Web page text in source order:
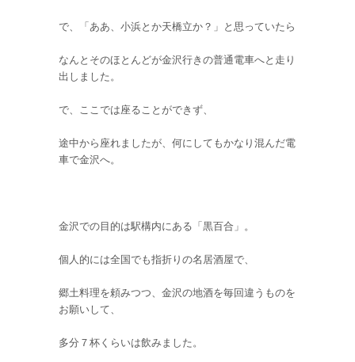
で、「ああ、小浜とか天橋立か？」と思っていたら
なんとそのほとんどが金沢行きの普通電車へと走り
出しました。
で、ここでは座ることができず、
途中から座れましたが、何にしてもかなり混んだ電
車で金沢へ。
金沢での目的は駅構内にある「黒百合」。
個人的には全国でも指折りの名居酒屋で、
郷土料理を頼みつつ、金沢の地酒を毎回違うものを
お願いして、
多分７杯くらいは飲みました。